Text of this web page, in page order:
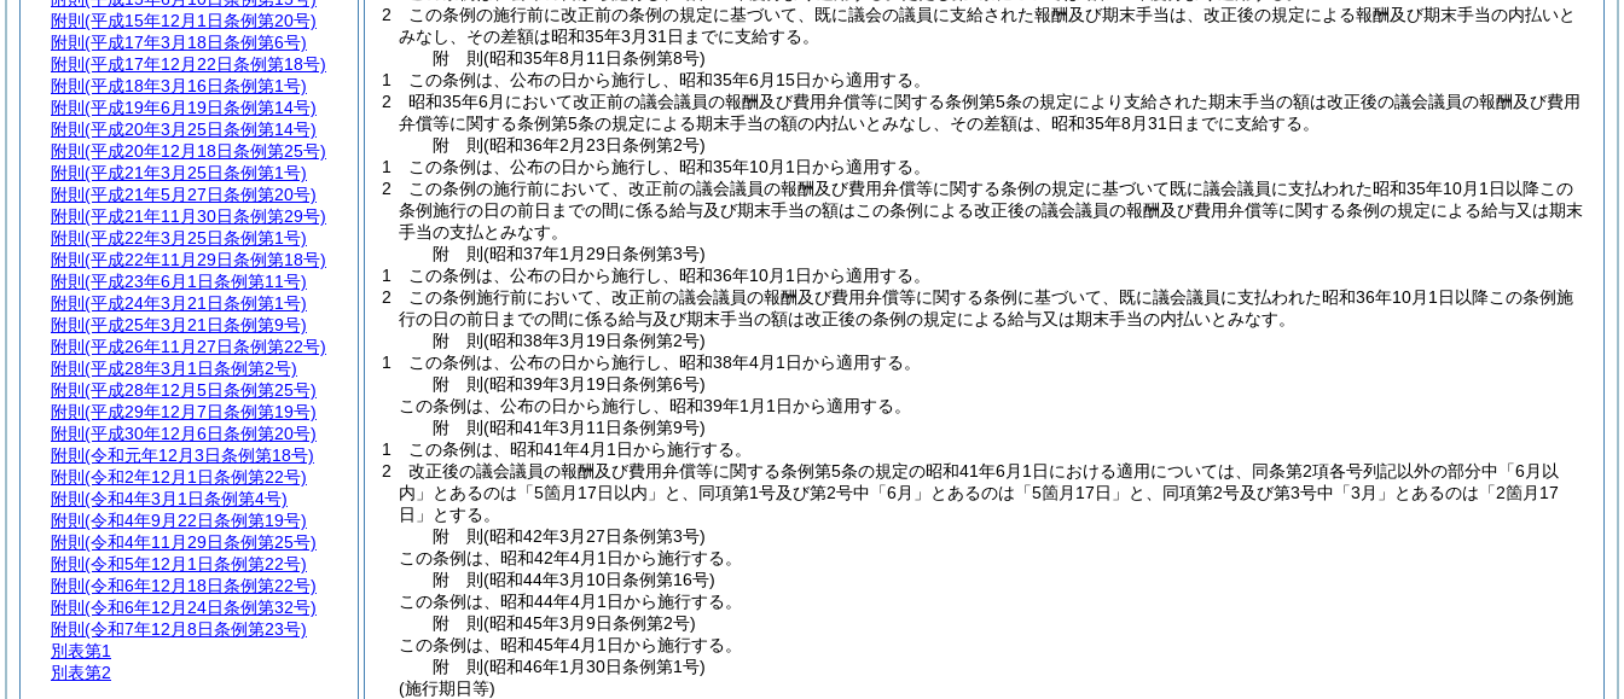
2
この条例の施行前に改正前の条例の規定に基づいて、既に議会の議員に支給された報酬及び期末手当は、改正後の規定による報酬及び期末手当の内払いと
みなし、その差額は昭和35年3月31日までに支給する。
附 則(昭和35年8月11日条例第8号)
1
この条例は、公布の日から施行し、昭和35年6月15日から適用する。
2
昭和35年6月において改正前の議会議員の報酬及び費用弁償等に関する条例第5条の規定により支給された期末手当の額は改正後の議会議員の報酬及び費用
弁償等に関する条例第5条の規定による期末手当の額の内払いとみなし、その差額は、昭和35年8月31日までに支給する。
附 則(昭和36年2月23日条例第2号)
1
この条例は、公布の日から施行し、昭和35年10月1日から適用する。
2
この条例の施行前において、改正前の議会議員の報酬及び費用弁償等に関する条例の規定に基づいて既に議会議員に支払われた昭和35年10月1日以降この
条例施行の日の前日までの間に係る給与及び期末手当の額はこの条例による改正後の議会議員の報酬及び費用弁償等に関する条例の規定による給与又は期末
手当の支払とみなす。
附 則(昭和37年1月29日条例第3号)
1
この条例は、公布の日から施行し、昭和36年10月1日から適用する。
2
この条例施行前において、改正前の議会議員の報酬及び費用弁償等に関する条例に基づいて、既に議会議員に支払われた昭和36年10月1日以降この条例施
行の日の前日までの間に係る給与及び期末手当の額は改正後の条例の規定による給与又は期末手当の内払いとみなす。
附 則(昭和38年3月19日条例第2号)
1
この条例は、公布の日から施行し、昭和38年4月1日から適用する。
附 則(昭和39年3月19日条例第6号)
この条例は、公布の日から施行し、昭和39年1月1日から適用する。
附 則(昭和41年3月11日条例第9号)
1
この条例は、昭和41年4月1日から施行する。
2
改正後の議会議員の報酬及び費用弁償等に関する条例第5条の規定の昭和41年6月1日における適用については、同条第2項各号列記以外の部分中「6月以
内」とあるのは「5箇月17日以内」と、同項第1号及び第2号中「6月」とあるのは「5箇月17日」と、同項第2号及び第3号中「3月」とあるのは「2箇月17
日」とする。
附 則(昭和42年3月27日条例第3号)
この条例は、昭和42年4月1日から施行する。
附 則(昭和44年3月10日条例第16号)
この条例は、昭和44年4月1日から施行する。
附 則(昭和45年3月9日条例第2号)
この条例は、昭和45年4月1日から施行する。
附 則(昭和46年1月30日条例第1号)
(施行期日等)
附則 (平成15年12月1日条例第20号)
附則 (平成17年3月18日条例第6号)
附則 (平成17年12月22日条例第18号)
附則 (平成18年3月16日条例第1号)
附則 (平成19年6月19日条例第14号)
附則 (平成20年3月25日条例第14号)
附則 (平成20年12月18日条例第25号)
附則 (平成21年3月25日条例第1号)
附則 (平成21年5月27日条例第20号)
附則 (平成21年11月30日条例第29号)
附則 (平成22年3月25日条例第1号)
附則 (平成22年11月29日条例第18号)
附則 (平成23年6月1日条例第11号)
附則 (平成24年3月21日条例第1号)
附則 (平成25年3月21日条例第9号)
附則 (平成26年11月27日条例第22号)
附則 (平成28年3月1日条例第2号)
附則 (平成28年12月5日条例第25号)
附則 (平成29年12月7日条例第19号)
附則 (平成30年12月6日条例第20号)
附則 (令和元年12月3日条例第18号)
附則 (令和2年12月1日条例第22号)
附則 (令和4年3月1日条例第4号)
附則 (令和4年9月22日条例第19号)
附則 (令和4年11月29日条例第25号)
附則 (令和5年12月1日条例第22号)
附則 (令和6年12月18日条例第22号)
附則 (令和6年12月24日条例第32号)
附則 (令和7年12月8日条例第23号)
別表第1
別表第2